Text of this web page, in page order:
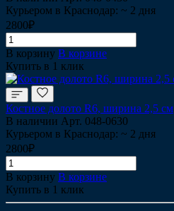
Курьером в Краснодар: ~ 2 дня
2800₽
В корзину В корзине
Купить в 1 клик
Костное долото R6, ширина 2,5 см
В наличии Арт. 048-0630
Курьером в Краснодар: ~ 2 дня
2800₽
В корзину В корзине
Купить в 1 клик